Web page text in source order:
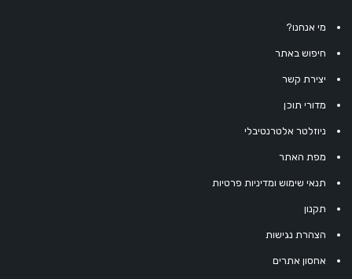
מי אנחנו?
חיפוש באתר
יצירת קשר
מדורי תוכן
ניוזלטר אלטרנטיבלי
מפת האתר
תנאי שימוש ומדיניות פרטיות
תקנון
הצהרת נגישות
אחסון אתרים